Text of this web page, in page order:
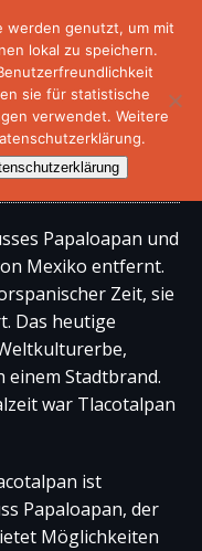
Papaloapan und
Mexiko entfernt.
Zeit, sie
Das heutige
einem Stadtbrand.
war Tlacotalpan
ist
Papaloapan, der
Möglichkeiten
werden genutzt, um mit
lokal zu speichern.
sie für statistische
verwendet. Weitere